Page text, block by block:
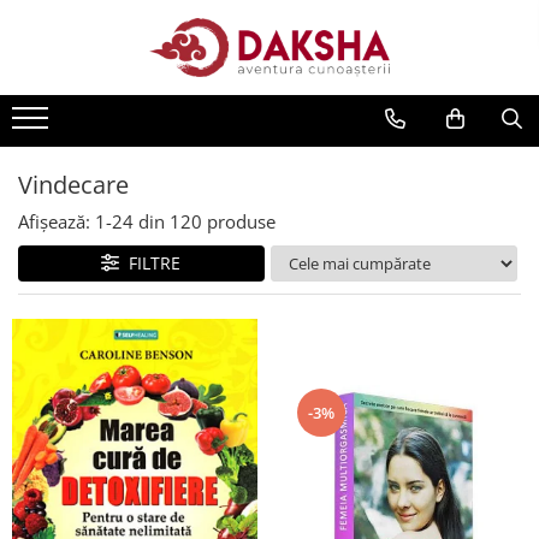
Editura Daksha
Seria David Icke
Seria Immanuel Velikovsky
Dezvăluiri
Spiritualitate
Extratereștrii
OZN
Transformare spirituală
Psihologie
Vindecare
Afișează: 1-24 din 120 produse
FILTRE
-3%